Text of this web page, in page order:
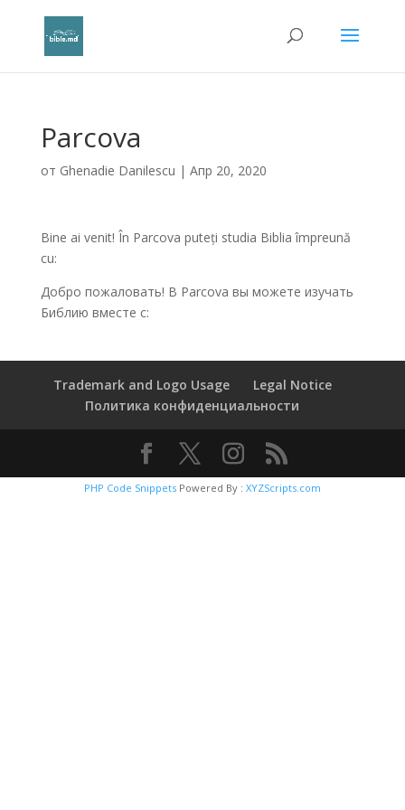
Parcova
от Ghenadie Danilescu | Апр 20, 2020
Bine ai venit! În Parcova puteți studia Biblia împreună
cu:
Добро пожаловать! В Parcova вы можете изучать
Библию вместе с:
Trademark and Logo Usage
Legal Notice
Политика конфиденциальности
PHP Code Snippets Powered By : XYZScripts.com